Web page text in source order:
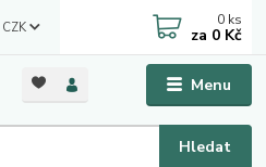
Menu
CZK
Hledat
0 ks
za 0 Kč